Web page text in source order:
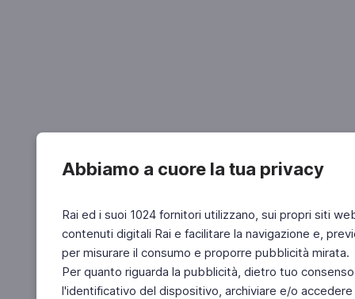
Abbiamo a cuore la tua privacy
Rai ed i suoi 1024 fornitori utilizzano, sui propri siti
contenuti digitali Rai e facilitare la navigazione e,
per misurare il consumo e proporre pubblicità mirata.
Per quanto riguarda la pubblicità, dietro tuo
l'identificativo del dispositivo, archiviare e/o